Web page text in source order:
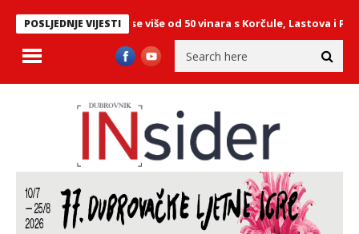
POSLJEDNJE VIJESTI
Predstavilo se više od 50 vinara s Korčule, Lastova i Pelješca